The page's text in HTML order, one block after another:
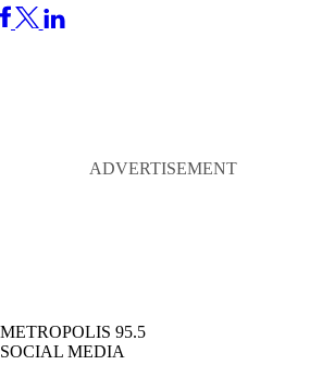
METROPOLIS 95.5
SOCIAL MEDIA